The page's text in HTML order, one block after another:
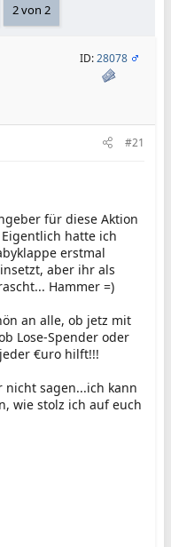
2 von 2
ID:28078
#21
für diese Aktion
hatte ich
erstmal
aber ihr als
Hammer =)
an alle, ob jetz mit
Lose-Spender oder
jeder €uro hilft!!!
sagen...ich kann
wie stolz ich auf euch